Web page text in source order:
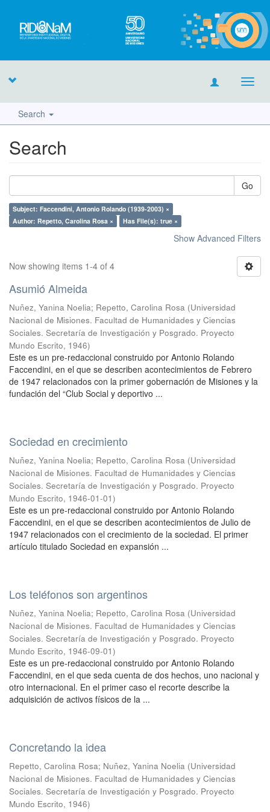
Search
Search
Go
Subject: Faccendini, Antonio Rolando (1939-2003) ×
Author: Repetto, Carolina Rosa ×
Has File(s): true ×
Show Advanced Filters
Now showing items 1-4 of 4
Asumió Almeida
Nuñez, Yanina Noelia; Repetto, Carolina Rosa (Universidad
Nacional de Misiones. Facultad de Humanidades y Ciencias
Sociales. Secretaría de Investigación y Posgrado. Proyecto
Mundo Escrito, 1946)
Este es un pre-redaccional construido por Antonio Rolando
Faccendini, en el que se describen acontecimientos de Febrero
de 1947 relacionados con la primer gobernación de Misiones y la
fundación del “Club Social y deportivo ...
Sociedad en crecimiento
Nuñez, Yanina Noelia; Repetto, Carolina Rosa (Universidad
Nacional de Misiones. Facultad de Humanidades y Ciencias
Sociales. Secretaría de Investigación y Posgrado. Proyecto
Mundo Escrito, 1946-01-01)
Este es un pre-redaccional construido por Antonio Rolando
Faccendini, en el que se describen acontecimientos de Julio de
1947 relacionados con el crecimiento de la sociedad. El primer
artículo titulado Sociedad en expansión ...
Los teléfonos son argentinos
Nuñez, Yanina Noelia; Repetto, Carolina Rosa (Universidad
Nacional de Misiones. Facultad de Humanidades y Ciencias
Sociales. Secretaría de Investigación y Posgrado. Proyecto
Mundo Escrito, 1946-09-01)
Este es un pre-redaccional construido por Antonio Rolando
Faccendini, en el que seda cuenta de dos hechos, uno nacional y
otro internacional. En el primer caso el recorte describe la
adquisición de activos físicos de la ...
Concretando la idea
Repetto, Carolina Rosa; Nuñez, Yanina Noelia (Universidad
Nacional de Misiones. Facultad de Humanidades y Ciencias
Sociales. Secretaría de Investigación y Posgrado. Proyecto
Mundo Escrito, 1946)